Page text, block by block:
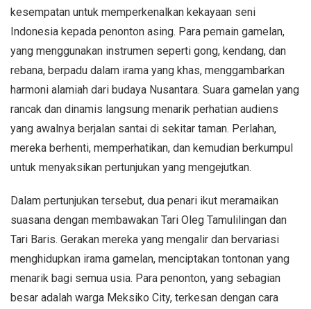
kesempatan untuk memperkenalkan kekayaan seni
Indonesia kepada penonton asing. Para pemain gamelan,
yang menggunakan instrumen seperti gong, kendang, dan
rebana, berpadu dalam irama yang khas, menggambarkan
harmoni alamiah dari budaya Nusantara. Suara gamelan yang
rancak dan dinamis langsung menarik perhatian audiens
yang awalnya berjalan santai di sekitar taman. Perlahan,
mereka berhenti, memperhatikan, dan kemudian berkumpul
untuk menyaksikan pertunjukan yang mengejutkan.
Dalam pertunjukan tersebut, dua penari ikut meramaikan
suasana dengan membawakan Tari Oleg Tamulilingan dan
Tari Baris. Gerakan mereka yang mengalir dan bervariasi
menghidupkan irama gamelan, menciptakan tontonan yang
menarik bagi semua usia. Para penonton, yang sebagian
besar adalah warga Meksiko City, terkesan dengan cara